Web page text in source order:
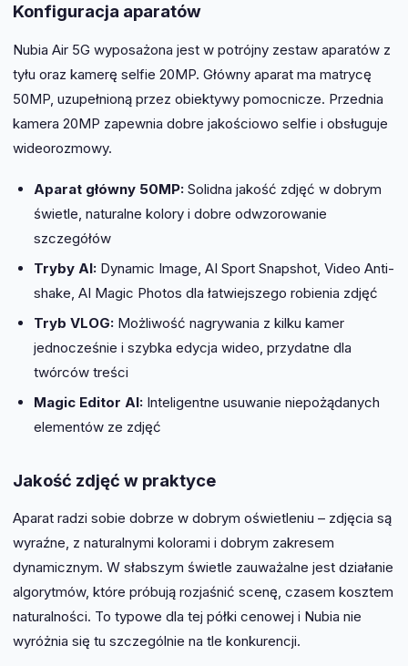
Konfiguracja aparatów
Nubia Air 5G wyposażona jest w potrójny zestaw aparatów z
tyłu oraz kamerę selfie 20MP. Główny aparat ma matrycę
50MP, uzupełnioną przez obiektywy pomocnicze. Przednia
kamera 20MP zapewnia dobre jakościowo selfie i obsługuje
wideorozmowy.
Aparat główny 50MP:Solidna jakość zdjęć w dobrym
świetle, naturalne kolory i dobre odwzorowanie
szczegółów
Tryby AI:Dynamic Image, AI Sport Snapshot, Video Anti-
shake, AI Magic Photos dla łatwiejszego robienia zdjęć
Tryb VLOG:Możliwość nagrywania z kilku kamer
jednocześnie i szybka edycja wideo, przydatne dla
twórców treści
Magic Editor AI:Inteligentne usuwanie niepożądanych
elementów ze zdjęć
Jakość zdjęć w praktyce
Aparat radzi sobie dobrze w dobrym oświetleniu – zdjęcia są
wyraźne, z naturalnymi kolorami i dobrym zakresem
dynamicznym. W słabszym świetle zauważalne jest działanie
algorytmów, które próbują rozjaśnić scenę, czasem kosztem
naturalności. To typowe dla tej półki cenowej i Nubia nie
wyróżnia się tu szczególnie na tle konkurencji.